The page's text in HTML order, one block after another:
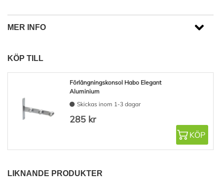
MER INFO
KÖP TILL
Förlängningskonsol Habo Elegant
Aluminium
Skickas inom 1-3 dagar
285 kr
KÖP
LIKNANDE PRODUKTER